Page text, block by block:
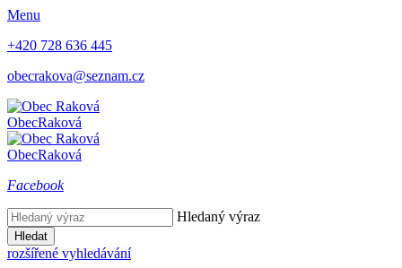
Menu
+420 728 636 445
obecrakova@seznam.cz
ObecRaková
ObecRaková
Facebook
Hledaný výraz
Hledat
rozšířené vyhledávání